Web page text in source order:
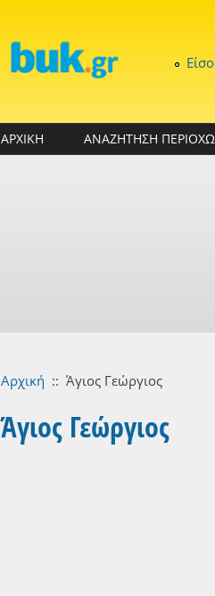
ΑΡΧΙΚΗ ΑΝΑΖΗΤΗΣΗ
Αρχική :: Άγιος Γεώργιος
Άγιος Γεώργιος